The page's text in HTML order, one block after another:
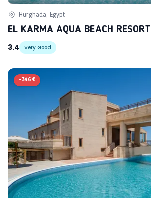
Hurghada, Egypt
EL KARMA AQUA BEACH RESORT
3.4
Very Good
-346 €